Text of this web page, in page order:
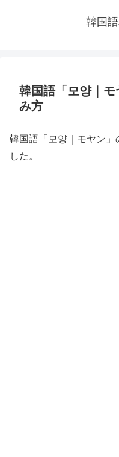
韓国
韓国語「모양｜
み方
韓国語「모양｜モヤン」
した。